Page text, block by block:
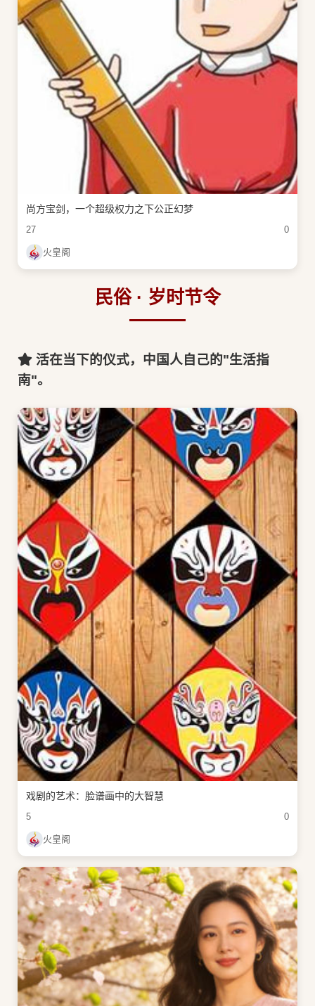
尚方宝剑，一个超级权力之下公正幻梦
27 0
火皇阁
民俗 · 岁时节令
活在当下的仪式，中国人自己的"生活指
南"。
戏剧的艺术：脸谱画中的大智慧
5 0
火皇阁